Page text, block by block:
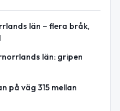
län – flera bråk,
län: gripen
på väg 315 mellan